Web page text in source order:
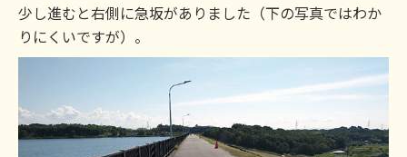
少し進むと右側に急坂がありました（下の写真ではわか
りにくいですが）。